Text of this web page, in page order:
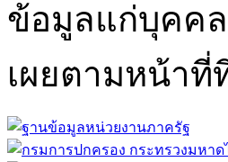
ข้อมูลแก่บุคคล
เผยตามหน้า